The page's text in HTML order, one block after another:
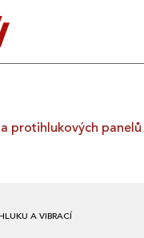
protihlukových panelů
A VIBRACÍ